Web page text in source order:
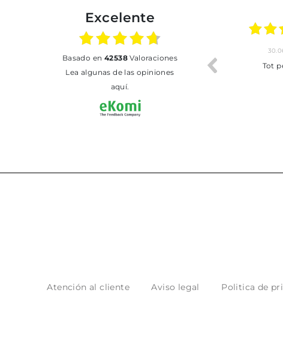
Excelente
basado en 42538Valoraciones
Lea algunas de las opiniones
aquí.
Tot
Atención al cliente Aviso legal Politica de